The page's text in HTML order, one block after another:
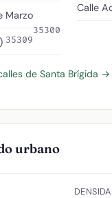
Marzo
35300
35309
Calle
de Santa Brígida →
urbano